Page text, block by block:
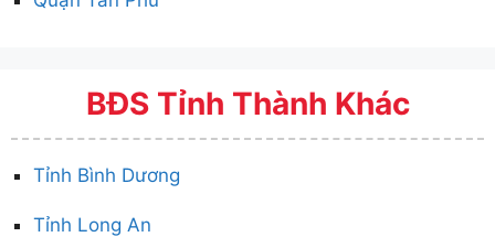
BĐS Tỉnh Thành Khác
Tỉnh Bình Dương
Tỉnh Long An